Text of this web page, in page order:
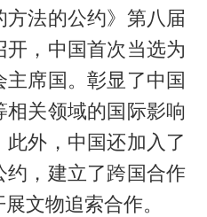
法的公约》第八届
，中国首次当选为
主席国。彰显了中国
关领域的国际影响
外，中国还加入了
约，建立了跨国合作
文物追索合作。